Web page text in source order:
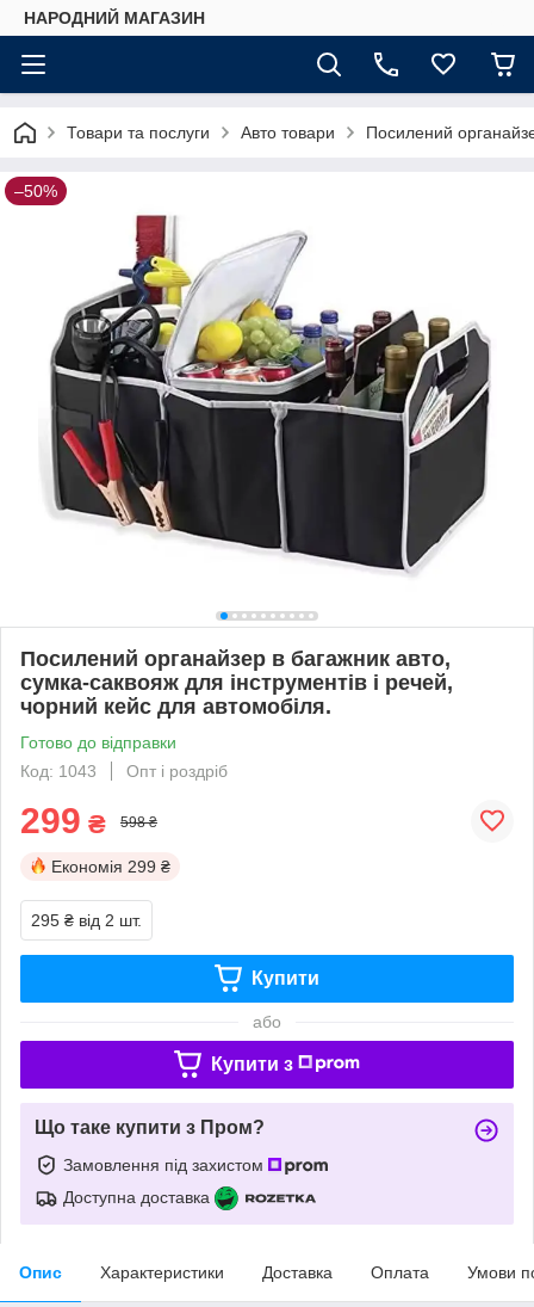
НАРОДНИЙ МАГАЗИН
Товари та послуги Авто товари Посилений
–50%
Посилений органайзер в багажник авто,
сумка-саквояж для інструментів і речей,
чорний кейс для автомобіля.
Готово до відправки
Код: 1043
Опт і роздріб
299 ₴ 598 ₴
Економія 299 ₴
295 ₴ від 2 шт.
Купити
або
Купити з
Що таке купити з Пром?
Замовлення під захистом
Доступна доставка
Опис Характеристики Доставка Оплата Умови